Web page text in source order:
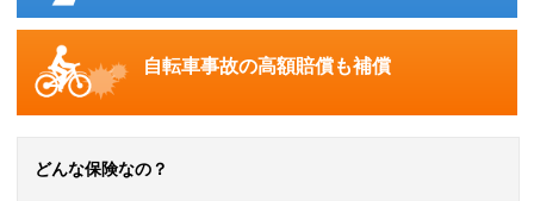
自転車事故の高額賠償も補償
どんな保険なの？